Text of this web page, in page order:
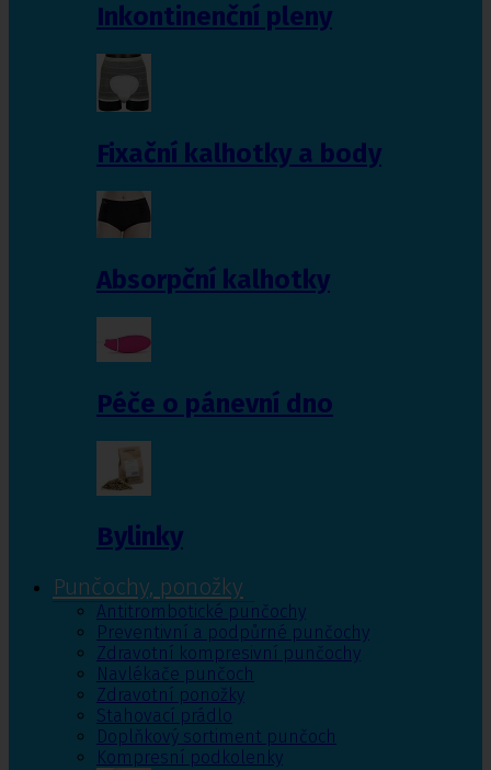
Inkontinenční pleny
Fixační kalhotky a body
Absorpční kalhotky
Péče o pánevní dno
Bylinky
Punčochy, ponožky
Antitrombotické punčochy
Preventivní a podpůrné punčochy
Zdravotní kompresivní punčochy
Navlékače punčoch
Zdravotní ponožky
Stahovací prádlo
Doplňkový sortiment punčoch
Kompresní podkolenky